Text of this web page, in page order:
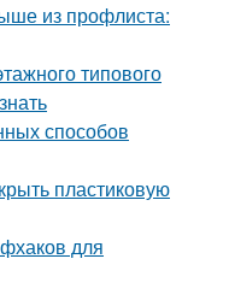
из профлиста:
типового
способов
пластиковую
для